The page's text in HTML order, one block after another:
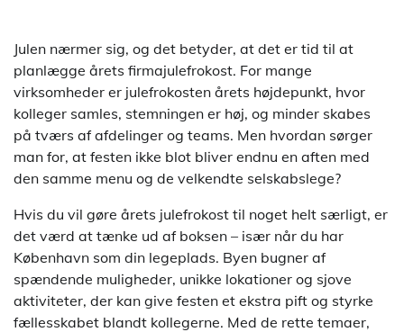
Julen nærmer sig, og det betyder, at det er tid til at
planlægge årets firmajulefrokost. For mange
virksomheder er julefrokosten årets højdepunkt, hvor
kolleger samles, stemningen er høj, og minder skabes
på tværs af afdelinger og teams. Men hvordan sørger
man for, at festen ikke blot bliver endnu en aften med
den samme menu og de velkendte selskabslege?
Hvis du vil gøre årets julefrokost til noget helt særligt, er
det værd at tænke ud af boksen – især når du har
København som din legeplads. Byen bugner af
spændende muligheder, unikke lokationer og sjove
aktiviteter, der kan give festen et ekstra pift og styrke
fællesskabet blandt kollegerne. Med de rette temaer,